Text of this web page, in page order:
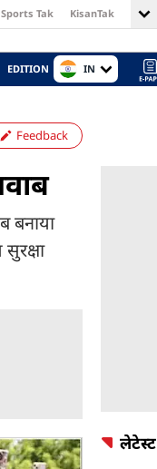
Sports Tak KisanTak
EDITION IN
Feedback
बनाया
लेटेस्ट